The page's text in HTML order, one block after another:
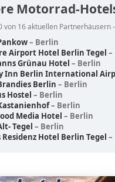
Motorrad-
von 16 aktuellen Partnerhäusern
– Berlin
Airport Hotel Berlin Tegel –
Grünau Hotel – Berlin
Inn Berlin International
Berlin – Berlin
Hostel – Berlin
– Berlin
Media Hotel – Berlin
Tegel – Berlin
Hotel Berlin Tegel –